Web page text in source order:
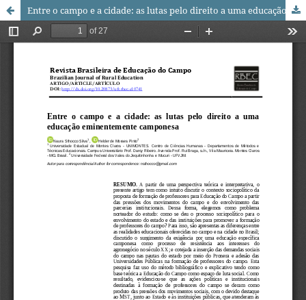
Entre o campo e a cidade: as lutas pelo direito a uma educação eminentemente camponesa